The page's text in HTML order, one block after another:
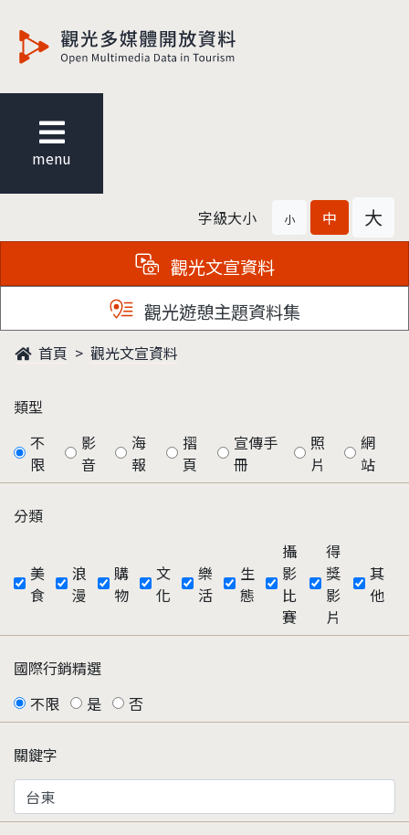
menu
字級大小 小 中 大
觀光文宣資料
觀光遊憩主題資料集
首頁 觀光文宣資料
類型
不
限
影
音
海
報
摺
頁
宣傳手
冊
照
片
網
站
分類
美
食
浪
漫
購
物
文
化
樂
活
生
態
攝
影
比
賽
得
獎
影
片
其
他
國際行銷精選
不限
是 否
關鍵字